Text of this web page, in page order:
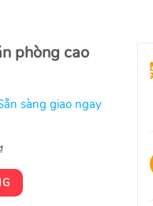
phòng cao
sàng giao ngay
lượng